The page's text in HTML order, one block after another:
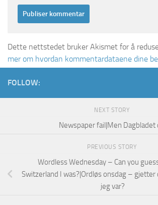
Dette nettstedet bruker Akismet for å
mer om hvordan kommentardataene dine
FOLLOW:
NEXT STORY
Newspaper fail|Men Dagbladet
PREVIOUS STORY
Wordless Wednesday – Can you
Switzerland I was?|Ordløs onsdag – gjetter
jeg var?